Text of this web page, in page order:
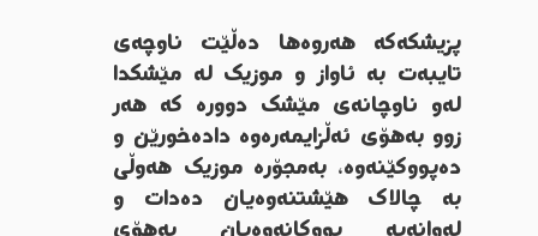
پزیشكه‌كه‌ هه‌روه‌ها ده‌ڵێت ناوچه‌ی
تایبه‌ت به‌ ئاواز و موزیک له‌ مێشكدا
له‌و ناوچانه‌ی مێشك دووره‌ كه‌ هه‌ر
زوو به‌هۆی ئه‌ڵزایمه‌ره‌وه‌ داده‌خورێن و
ده‌پووكێنه‌وه‌، به‌مجۆره‌ موزیک هه‌وڵی
به‌ چالاك هێشتنه‌وه‌یان ده‌دات و